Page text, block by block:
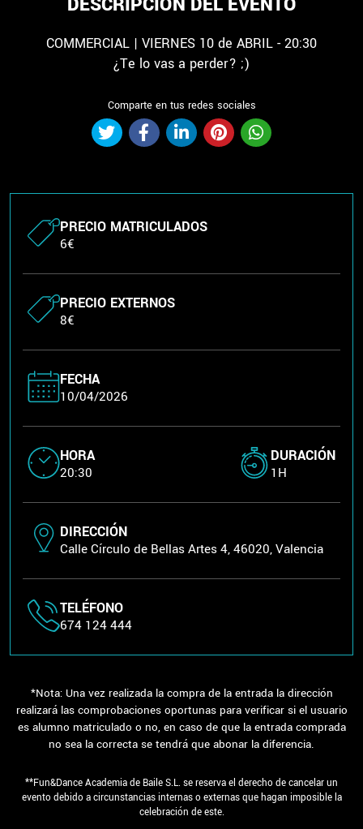
COMMERCIAL | VIERNES 10 de ABRIL - 20:30
¿Te lo vas a perder? ;)
Comparte en tus redes sociales
PRECIO MATRICULADOS
6€
PRECIO EXTERNOS
8€
FECHA
10/04/2026
HORA
20:30
DURACIÓN
1H
DIRECCIÓN
Calle Círculo de Bellas Artes 4, 46020, Valencia
TELÉFONO
674 124 444
*Nota: Una vez realizada la compra de la entrada la dirección
realizará las comprobaciones oportunas para verificar si el usuario
es alumno matriculado o no, en caso de que la entrada comprada
no sea la correcta se tendrá que abonar la diferencia.
**Fun&Dance Academia de Baile S.L. se reserva el derecho de cancelar un
evento debido a circunstancias internas o externas que hagan imposible la
celebración de este.